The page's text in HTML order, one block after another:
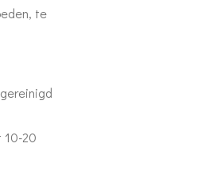
te
10-20